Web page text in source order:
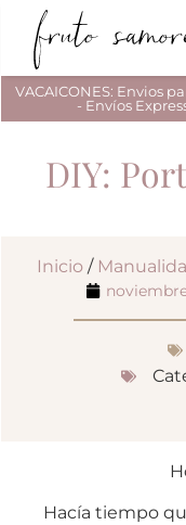
VACAICONES: Envios
- Envíos
DIY:
Inicio /
noviembre
Hacía tiempo